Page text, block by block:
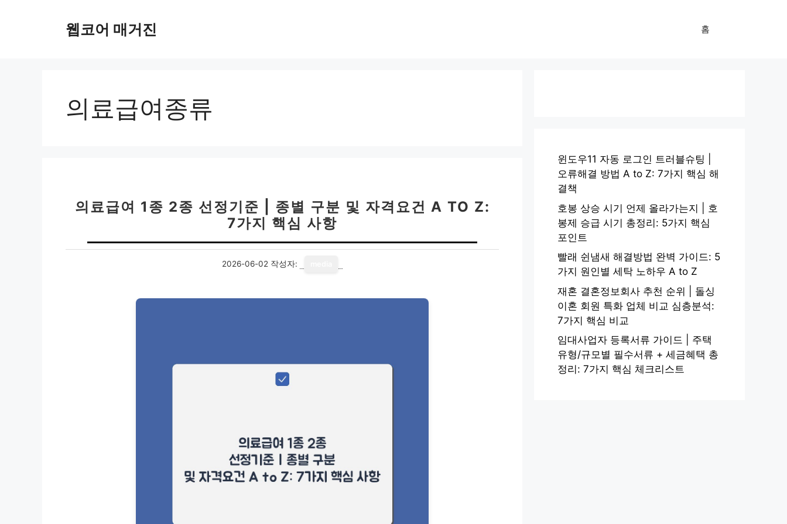
웹코어 매거진 홈
의료급여종류
의료급여 1종 2종 선정기준 | 종별 구분 및 자격요건 A TO Z:
7가지 핵심 사항
2026-06-02 작성자:
윈도우11 자동 로그인 트러블슈팅 |
오류해결 방법 A to Z: 7가지 핵심 해
결책
호봉 상승 시기 언제 올라가는지 | 호
봉제 승급 시기 총정리: 5가지 핵심
포인트
빨래 쉰냄새 해결방법 완벽 가이드: 5
가지 원인별 세탁 노하우 A to Z
재혼 결혼정보회사 추천 순위 | 돌싱
이혼 회원 특화 업체 비교 심층분석:
7가지 핵심 비교
임대사업자 등록서류 가이드 | 주택
유형/규모별 필수서류 + 세금혜택 총
정리: 7가지 핵심 체크리스트